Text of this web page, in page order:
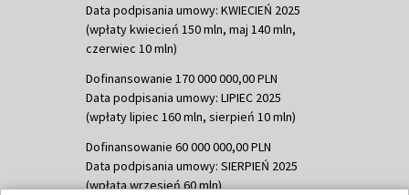
Data podpisania umowy: KWIECIEŃ 2025
(wpłaty kwiecień 150 mln, maj 140 mln,
czerwiec 10 mln)
Dofinansowanie 170 000 000,00 PLN
Data podpisania umowy: LIPIEC 2025
(wpłaty lipiec 160 mln, sierpień 10 mln)
Dofinansowanie 60 000 000,00 PLN
Data podpisania umowy: SIERPIEŃ 2025
(wpłata wrzesień 60 mln)